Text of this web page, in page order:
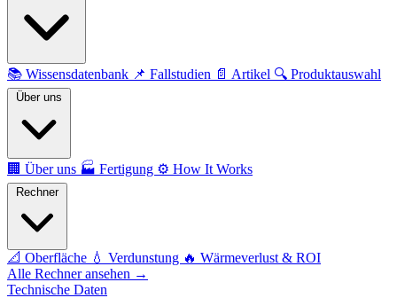
📚 Wissensdatenbank 📌 Fallstudien 📄 Artikel 🔍 Produktauswahl
🏢 Über uns 🏭 Fertigung ⚙️ How It Works
Rechner
📐 Oberfläche 💧 Verdunstung 🔥 Wärmeverlust & ROI
Alle Rechner ansehen →
Technische Daten